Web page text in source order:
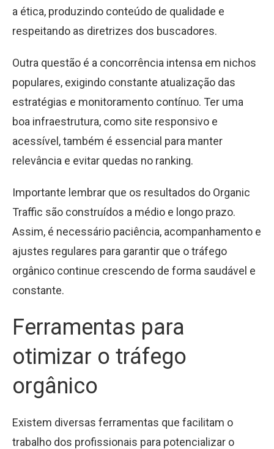
a ética, produzindo conteúdo de qualidade e
respeitando as diretrizes dos buscadores.
Outra questão é a concorrência intensa em nichos
populares, exigindo constante atualização das
estratégias e monitoramento contínuo. Ter uma
boa infraestrutura, como site responsivo e
acessível, também é essencial para manter
relevância e evitar quedas no ranking.
Importante lembrar que os resultados do Organic
Traffic são construídos a médio e longo prazo.
Assim, é necessário paciência, acompanhamento e
ajustes regulares para garantir que o tráfego
orgânico continue crescendo de forma saudável e
constante.
Ferramentas para
otimizar o tráfego
orgânico
Existem diversas ferramentas que facilitam o
trabalho dos profissionais para potencializar o